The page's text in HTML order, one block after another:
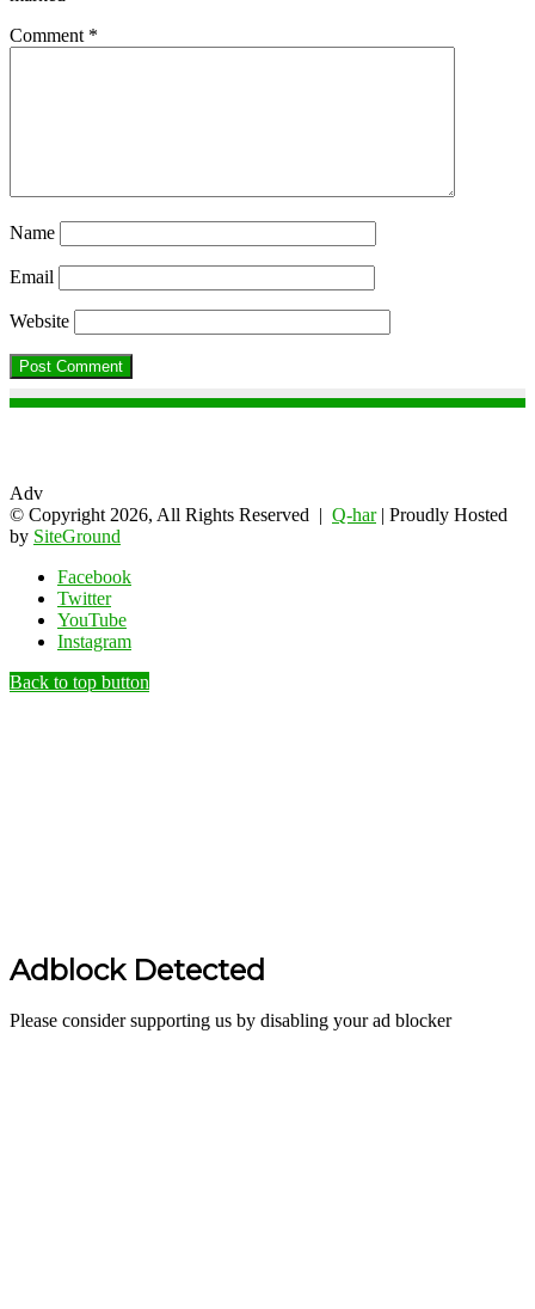
Comment *
Name
Email
Website
Adv
© Copyright 2026, All Rights Reserved | Q-har| Proudly Hosted
by SiteGround
Facebook
Twitter
YouTube
Instagram
Back to top button
Adblock Detected
Please consider supporting us by disabling your ad blocker